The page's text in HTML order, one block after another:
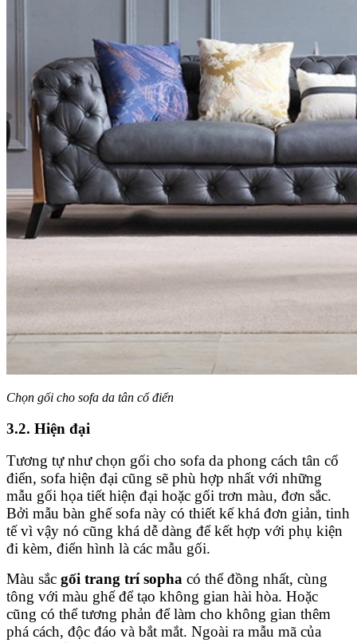
Chọn gối cho sofa da tân cổ điển
3.2. Hiện đại
Tương tự như chọn gối cho sofa da phong cách tân cổ
điển, sofa hiện đại cũng sẽ phù hợp nhất với những
mẫu gối họa tiết hiện đại hoặc gối trơn màu, đơn sắc.
Bởi mẫu bàn ghế sofa này có thiết kế khá đơn giản, tinh
tế vì vậy nó cũng khá dễ dàng để kết hợp với phụ kiện
đi kèm, điển hình là các mẫu gối.
Màu sắc gối trang trí sopha có thể đồng nhất, cùng
tông với màu ghế để tạo không gian hài hòa. Hoặc
cũng có thể tương phản để làm cho không gian thêm
phá cách, độc đáo và bắt mắt. Ngoài ra mẫu mã của